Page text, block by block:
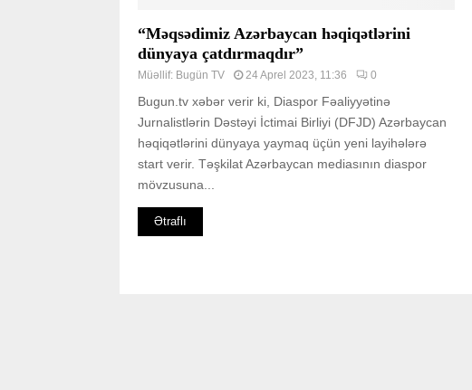
“Məqsədimiz Azərbaycan həqiqətlərini
dünyaya çatdırmaqdır”
Müəllif: Bugün TV 24 Aprel 2023, 11:36 0
Bugun.tv xəbər verir ki, Diaspor Fəaliyyətinə
Jurnalistlərin Dəstəyi İctimai Birliyi (DFJD) Azərbaycan
həqiqətlərini dünyaya yaymaq üçün yeni layihələrə
start verir. Təşkilat Azərbaycan mediasının diaspor
mövzusuna...
Ətraflı